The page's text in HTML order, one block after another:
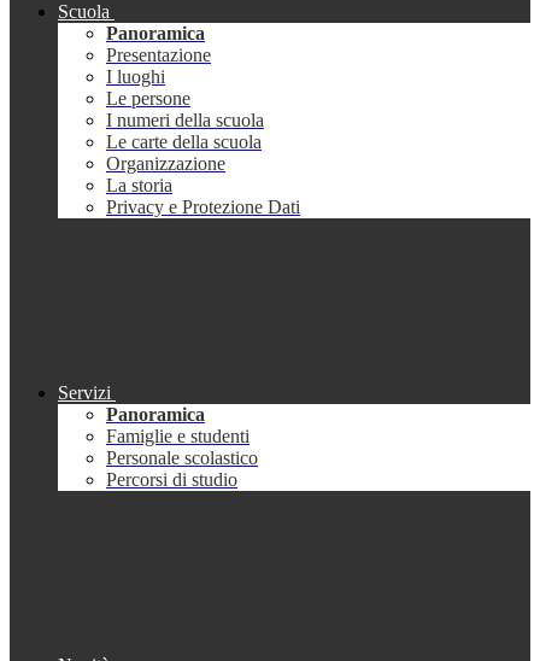
Scuola
Panoramica
Presentazione
I luoghi
Le persone
I numeri della scuola
Le carte della scuola
Organizzazione
La storia
Privacy e Protezione Dati
Servizi
Panoramica
Famiglie e studenti
Personale scolastico
Percorsi di studio